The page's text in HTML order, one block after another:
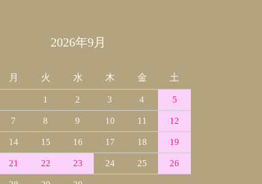
2026年9月
月 火 水 木 金 土
1 2 3 4 5
7 8 9 10 11 12
14 15 16 17 18 19
21 22 23 24 25 26